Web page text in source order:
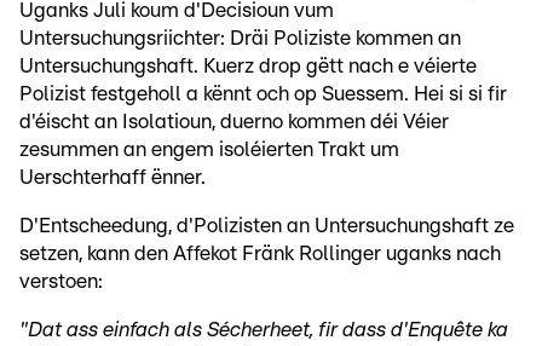
Uganks Juli koum d'Decisioun vum
Untersuchungsriichter: Dräi Poliziste kommen an
Untersuchungshaft. Kuerz drop gëtt nach e véierte
Polizist festgeholl a kënnt och op Suessem. Hei si si fir
d'éischt an Isolatioun, duerno kommen déi Véier
zesummen an engem isoléierten Trakt um
Uerschterhaff ënner.
D'Entscheedung, d'Polizisten an Untersuchungshaft ze
setzen, kann den Affekot Fränk Rollinger uganks nach
verstoen:
"Dat ass einfach als Sécherheet, fir dass d'Enquête ka